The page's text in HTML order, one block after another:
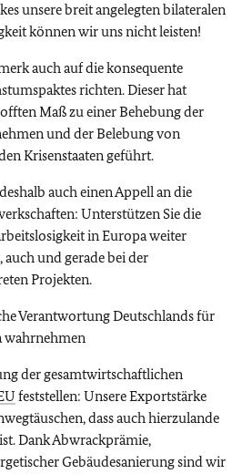
unsere breit angelegten bilateralen
können wir uns nicht leisten!
auch auf die konsequente
richten. Dieser hat
Maß zu einer Behebung der
und der Belebung von
Krisenstaaten geführt.
auch einen Appell an die
Unterstützen Sie die
in Europa weiter
und gerade bei der
Projekten.
Verantwortung Deutschlands für
wahrnehmen
der gesamtwirtschaftlichen
feststellen: Unsere Exportstärke
dass auch hierzulande
Dank Abwrackprämie,
Gebäudesanierung sind wir